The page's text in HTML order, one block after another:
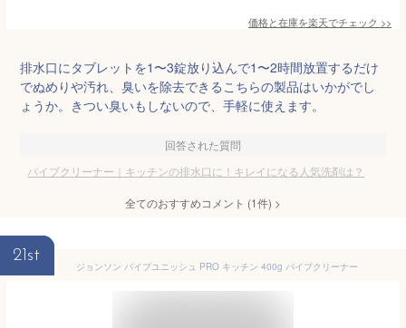
価格と在庫を楽天でチェック >>
排水口にタブレットを1〜3錠放り込んで1〜2時間放置するだけ
でぬめりや汚れ、臭いを除去できるこちらの製品はいかがでし
ょうか。きつい臭いもしないので、手軽に使えます。
回答された質問
パイプクリーナー｜キッチンの排水口に！キレイになる人気洗剤は？
全てのおすすめコメント (1件) >
21st
ジョンソン パイプユニッシュ PRO キッチン 400g パイプクリーナー